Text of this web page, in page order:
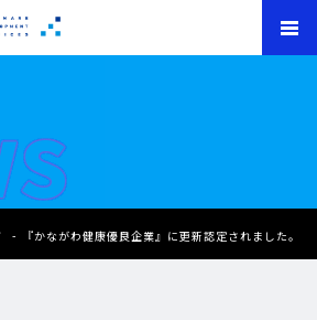
『かながわ健康優良企業』に更新認定されました。